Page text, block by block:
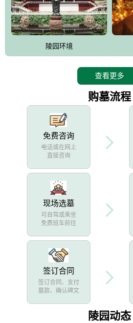
陵园环境
查看更多
购墓流程
免费咨询
电话或在网上
直接咨询
现场选墓
可自驾或乘坐
免费班车前往
签订合同
签订合同、支付
墓款、确认碑文
陵园动态